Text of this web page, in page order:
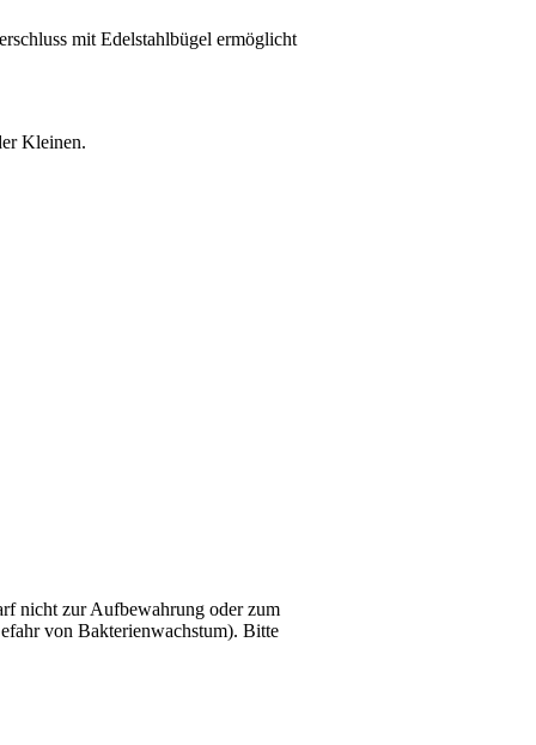
mit Edelstahlbügel ermöglicht
Kleinen.
nicht zur Aufbewahrung oder zum
von Bakterienwachstum). Bitte